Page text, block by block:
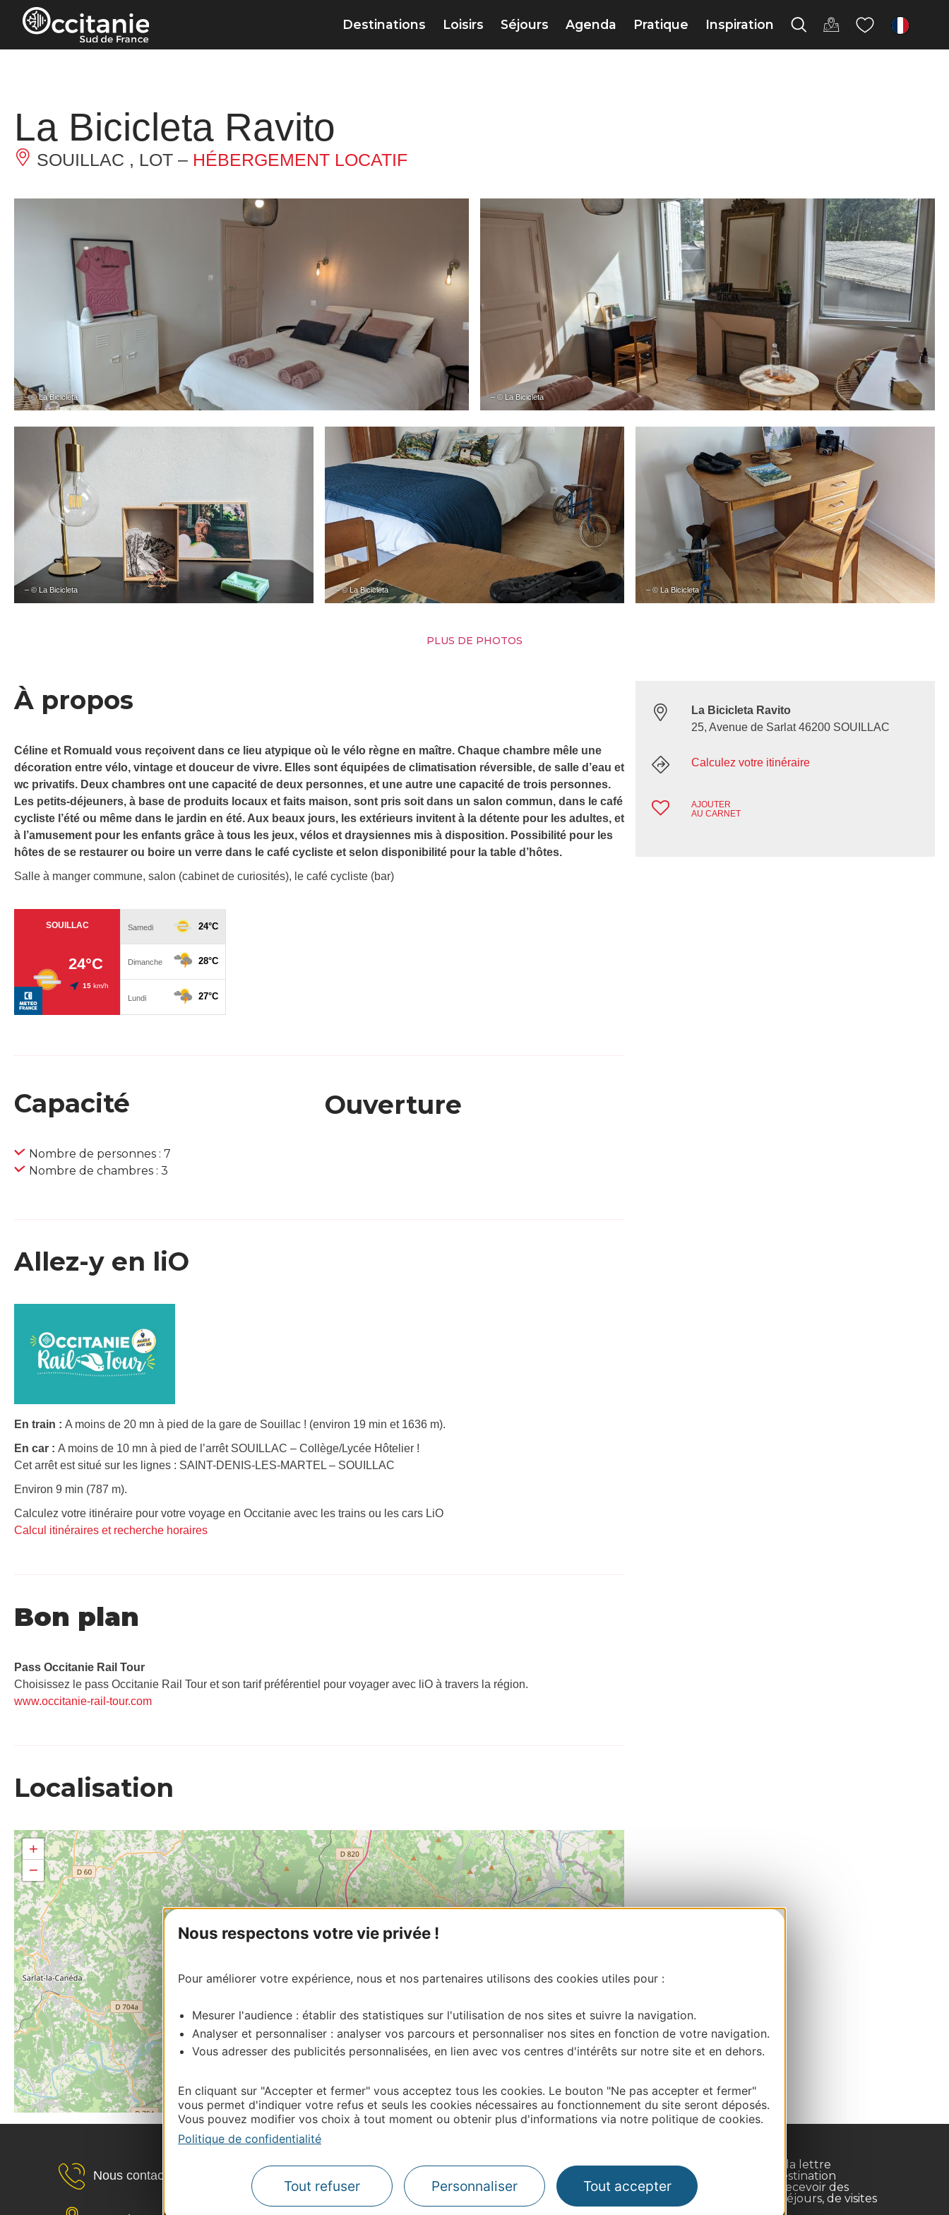
Panneau de gestion des cookies
Nous respectons votre vie privée !
Pour améliorer votre expérience, nous et nos partenaires utilisons des cookies utiles pour :
Mesurer l'audience : établir des statistiques sur l'utilisation de nos sites et suivre la navigation.
Analyser et personnaliser : analyser vos parcours et personnaliser nos sites en fonction de votre navigation.
Vous adresser des publicités personnalisées, en lien avec vos centres d'intérêts sur notre site et en dehors.
En cliquant sur "Accepter et fermer" vous acceptez tous les cookies. Le bouton "Ne pas accepter et fermer"
vous permet d'indiquer votre refus et seuls les cookies nécessaires au fonctionnement du site seront déposés.
Vous pouvez modifier vos choix à tout moment ou obtenir plus d'informations via notre politique de cookies.
Politique de confidentialité
Tout refuser Personnaliser Tout accepter
Destinations Loisirs Séjours Agenda Pratique Inspiration fr
La Bicicleta Ravito
SOUILLAC , LOT – HÉBERGEMENT LOCATIF
– © La Bicicleta – © La Bicicleta
– © La Bicicleta – © La Bicicleta – © La Bicicleta
PLUS DE PHOTOS
À propos
Céline et Romuald vous reçoivent dans ce lieu atypique où le vélo règne en maître. Chaque chambre mêle une
décoration entre vélo, vintage et douceur de vivre. Elles sont équipées de climatisation réversible, de salle d’eau et
wc privatifs. Deux chambres ont une capacité de deux personnes, et une autre une capacité de trois personnes.
Les petits-déjeuners, à base de produits locaux et faits maison, sont pris soit dans un salon commun, dans le café
cycliste l’été ou même dans le jardin en été. Aux beaux jours, les extérieurs invitent à la détente pour les adultes, et
à l’amusement pour les enfants grâce à tous les jeux, vélos et draysiennes mis à disposition. Possibilité pour les
hôtes de se restaurer ou boire un verre dans le café cycliste et selon disponibilité pour la table d’hôtes.
Salle à manger commune, salon (cabinet de curiosités), le café cycliste (bar)
Capacité
Nombre de personnes : 7
Nombre de chambres : 3
Ouverture
Allez-y en liO
En train : A moins de 20 mn à pied de la gare de Souillac ! (environ 19 min et 1636 m).
En car : A moins de 10 mn à pied de l’arrêt SOUILLAC – Collège/Lycée Hôtelier !
Cet arrêt est situé sur les lignes : SAINT-DENIS-LES-MARTEL – SOUILLAC
Environ 9 min (787 m).
Calculez votre itinéraire pour votre voyage en Occitanie avec les trains ou les cars LiO
Calcul itinéraires et recherche horaires
Bon plan
Pass Occitanie Rail Tour​
Choisissez le pass Occitanie Rail Tour et son tarif préférentiel pour voyager avec liO à travers la région.
www.occitanie-rail-tour.com
Localisation
+
−
Leaflet | Map data ©OpenStreetMap contributors
La Bicicleta Ravito
25, Avenue de Sarlat 46200 SOUILLAC
Calculez votre itinéraire
AJOUTER
AU CARNET
Nous contacter
Thermalisme
Business/Mice
Pros d'Occitanie
Inscrivez-vous à la lettre
d'information Destination
Occitanie pour recevoir des
suggestions de séjours, de visites